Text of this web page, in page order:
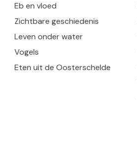
Eb en vloed
Zichtbare geschiedenis
Leven onder water
Vogels
Eten uit de Oosterschelde